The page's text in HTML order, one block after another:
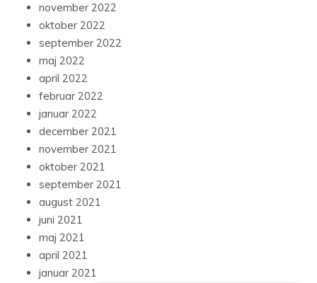
november 2022
oktober 2022
september 2022
maj 2022
april 2022
februar 2022
januar 2022
december 2021
november 2021
oktober 2021
september 2021
august 2021
juni 2021
maj 2021
april 2021
januar 2021